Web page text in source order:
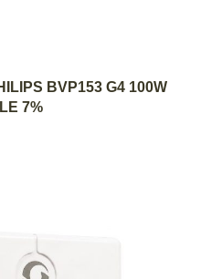
AL CARRITO
BVP153 G4 100W
7%